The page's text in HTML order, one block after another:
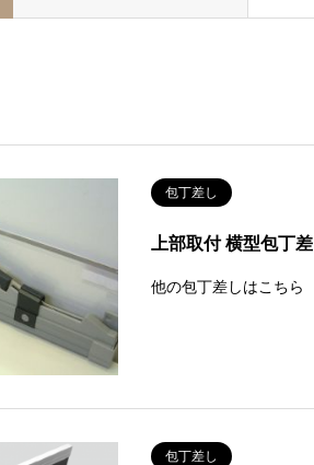
包丁差し
上部取付 横型包丁
他の包丁差しはこちら
包丁差し